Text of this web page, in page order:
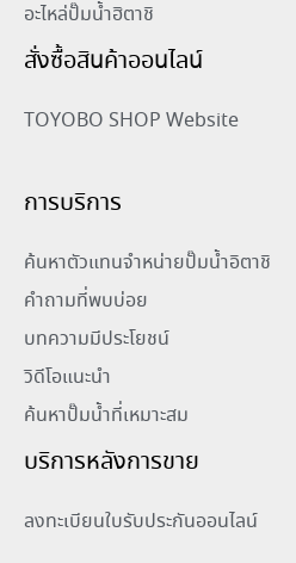
อะไหล่ปั๊มน้ำฮิตาชิ
สั่งซื้อสินค้าออนไลน์
TOYOBO SHOP Website
การบริการ
ค้นหาตัวแทนจำหน่ายปั๊มน้ำอิตาชิ
คำถามที่พบบ่อย
บทความมีประโยชน์
วิดีโอแนะนำ
ค้นหาปั๊มน้ำที่เหมาะสม
บริการหลังการขาย
ลงทะเบียนใบรับประกันออนไลน์